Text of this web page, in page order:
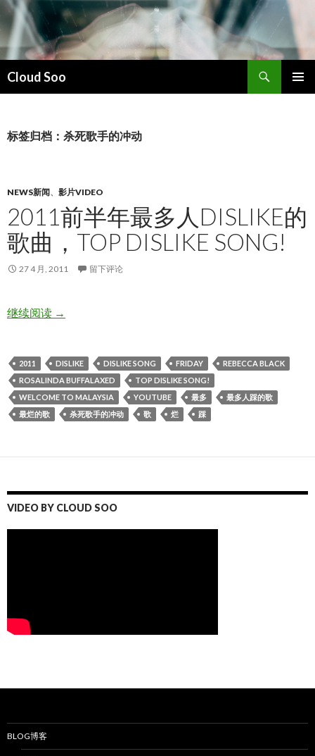
Cloud Soo
索
文
标签归档：杀死歌手的冲动
NEWS新闻、 影片VIDEO
2011前半年最多人DISLIKE的
歌曲，TOP DISLIKE SONG!
27 4 月, 2011 留下评论
继续阅读2011前半年最多人dislike的歌曲，Top dislike song!
→
2011 DISLIKE DISLIKE SONG FRIDAY
REBECCA BLACK
ROSALINDA BUFFALAXED
TOP DISLIKE SONG!
WELCOME TO MALAYSIA
YOUTUBE 最多
最多人踩的歌
最烂的歌
杀死歌手的冲动 歌 烂 踩
VIDEO BY CLOUD SOO
BLOG博客